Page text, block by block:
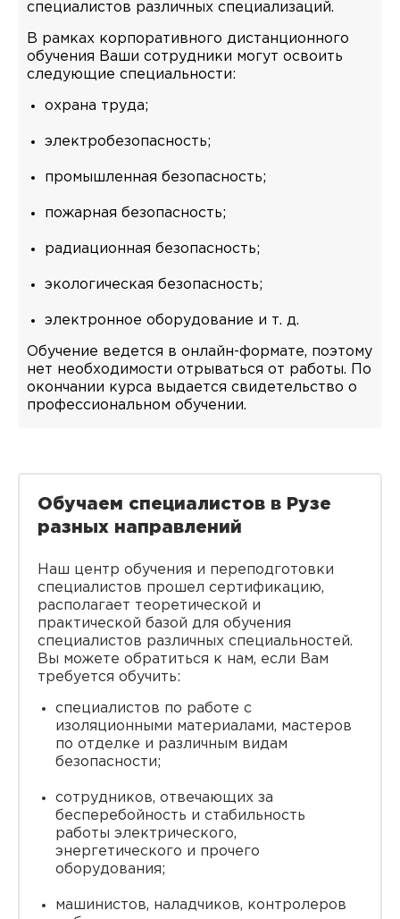
специалистов различных специализаций.
В рамках корпоративного дистанционного
обучения Ваши сотрудники могут освоить
следующие специальности:
охрана труда;
электробезопасность;
промышленная безопасность;
пожарная безопасность;
радиационная безопасность;
экологическая безопасность;
электронное оборудование и т. д.
Обучение ведется в онлайн-формате, поэтому
нет необходимости отрываться от работы. По
окончании курса выдается свидетельство о
профессиональном обучении.
Обучаем специалистов в Рузе
разных направлений
Наш центр обучения и переподготовки
специалистов прошел сертификацию,
располагает теоретической и
практической базой для обучения
специалистов различных специальностей.
Вы можете обратиться к нам, если Вам
требуется обучить:
специалистов по работе с
изоляционными материалами, мастеров
по отделке и различным видам
безопасности;
сотрудников, отвечающих за
бесперебойность и стабильность
работы электрического,
энергетического и прочего
оборудования;
машинистов, наладчиков, контролеров